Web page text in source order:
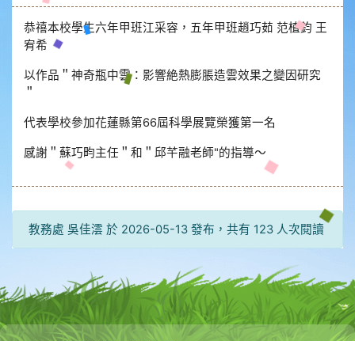
恭禧本校學生六年甲班江采容，五年甲班趙巧茹 范植鈞 王
宥希
以作品＂神奇瓶中雲：影響絶熱膨脹造雲效果之變因研究
＂
代表學校參加花蓮縣第66屆科學展覽榮獲第一名
感謝＂蘇巧畇主任＂和＂邱芊融老師"的指導～
教務處 吳佳澐 於 2026-05-13 發布，共有 123 人次閱讀